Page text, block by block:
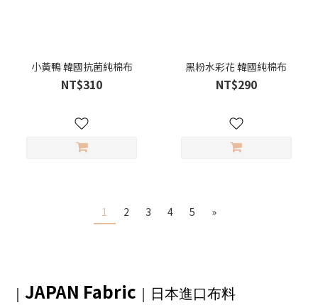
小黃鴨 韓國抗菌純棉布
NT$310
黑粉水彩花 韓國純棉布
NT$290
1 2 3 4 5 »
｜ JAPAN Fabric ｜日本進口布料